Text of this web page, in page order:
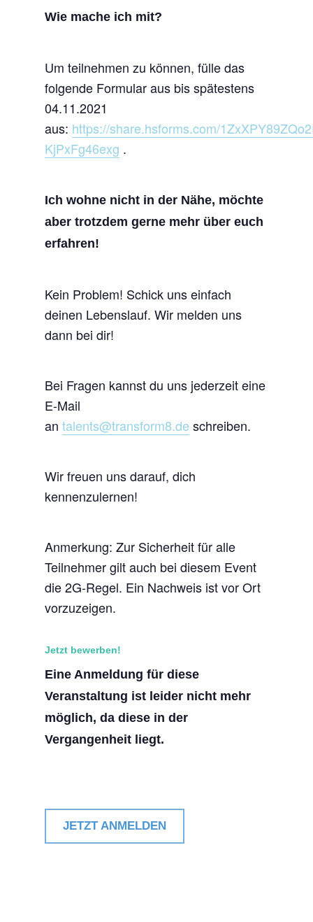
Wie mache ich mit?
Um teilnehmen zu können, fülle das
folgende Formular aus bis spätestens
04.11.2021
aus: https://share.hsforms.com/
KjPxFg46exg .
Ich wohne nicht in der Nähe, möchte
aber trotzdem gerne mehr über euch
erfahren!
Kein Problem! Schick uns einfach
deinen Lebenslauf. Wir melden uns
dann bei dir!
Bei Fragen kannst du uns jederzeit eine
E-Mail
antalents@transform8.de schreiben.
Wir freuen uns darauf, dich
kennenzulernen!
Anmerkung: Zur Sicherheit für alle
Teilnehmer gilt auch bei diesem Event
die 2G-Regel. Ein Nachweis ist vor Ort
vorzuzeigen.
Jetzt bewerben!
Eine Anmeldung für diese
Veranstaltung ist leider nicht mehr
möglich, da diese in der
Vergangenheit liegt.
JETZT ANMELDEN